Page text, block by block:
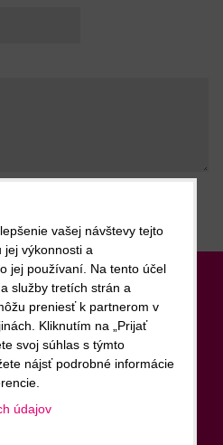
naše novinky
odberu noviniek e-mailom
vašej návštevy tejto
jej výkonnosti a
jej používaní. Na tento účel
služby tretích strán a
preniesť k partnerom v
Kliknutím na „Prijať
svoj súhlas s týmto
nájsť podrobné informácie
údajov